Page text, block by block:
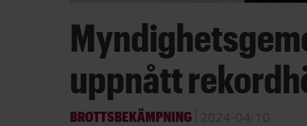
uppnått
BROTTSBEKÄMPNING